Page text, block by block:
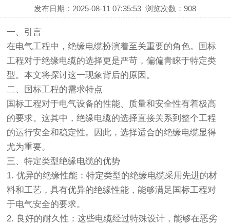
发布日期：2025-08-11 07:35:53 浏览次数：908
一、引言
在电气工程中，绝缘电缆扮演着至关重要的角色。国标
工程对于绝缘电缆的选择更是严苛，偏偏青睐于特定类
型。本文将探讨这一现象背后的原因。
二、国标工程的需求特点
国标工程对于电气设备的性能、质量和安全性有着极高
的要求。这其中，绝缘电缆的选择直接关系到整个工程
的运行安全和稳定性。因此，选择适合的绝缘电缆显得
尤为重要。
三、特定类型绝缘电缆的优势
1. 优异的绝缘性能：特定类型的绝缘电缆采用先进的材
料和工艺，具有优异的绝缘性能，能够满足国标工程对
于电气安全的要求。
2. 良好的耐久性：这些电缆经过特殊设计，能够在恶劣